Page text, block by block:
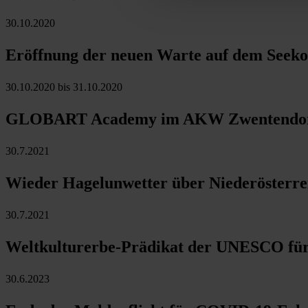
30.10.2020
Eröffnung der neuen Warte auf dem
30.10.2020 bis 31.10.2020
GLOBART Academy im AKW
30.7.2021
Wieder Hagelunwetter über
30.7.2021
Weltkulturerbe-Prädikat der UNESCO
30.6.2023